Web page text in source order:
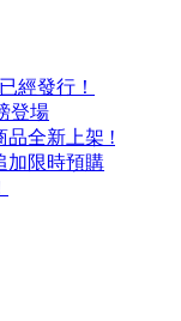
經發行！
登場
品全新上架 !
加限時預購